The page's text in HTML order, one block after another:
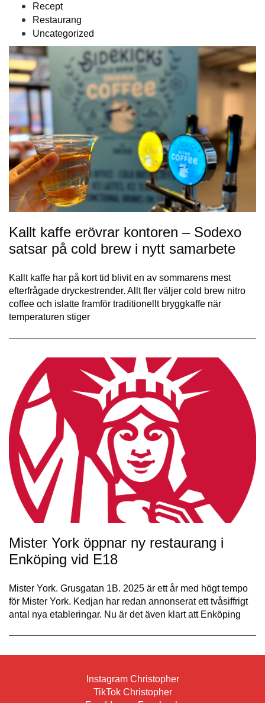
Recept
Restaurang
Uncategorized
Kallt kaffe erövrar kontoren – Sodexo
satsar på cold brew i nytt samarbete
Kallt kaffe har på kort tid blivit en av sommarens mest
efterfrågade dryckestrender. Allt fler väljer cold brew nitro
coffee och islatte framför traditionellt bryggkaffe när
temperaturen stiger
Mister York öppnar ny restaurang i
Enköping vid E18
Mister York. Grusgatan 1B. 2025 är ett år med högt tempo
för Mister York. Kedjan har redan annonserat ett tvåsiffrigt
antal nya etableringar. Nu är det även klart att Enköping
Instagram Christopher
TikTok Christopher